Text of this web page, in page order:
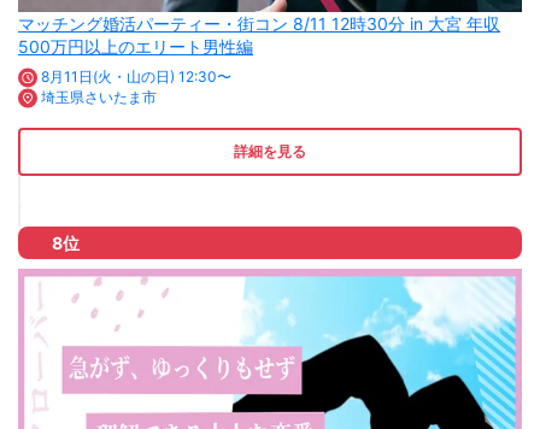
マッチング婚活パーティー・街コン 8/11 12時30分 in 大宮 年収
500万円以上のエリート男性編
8月11日(火・山の日) 12:30〜
埼玉県さいたま市
詳細を見る
8位